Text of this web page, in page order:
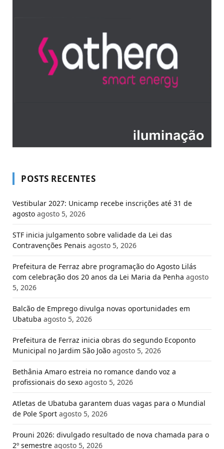
POSTS RECENTES
Vestibular 2027: Unicamp recebe inscrições até 31 de
agosto agosto 5, 2026
STF inicia julgamento sobre validade da Lei das
Contravenções Penais agosto 5, 2026
Prefeitura de Ferraz abre programação do Agosto Lilás
com celebração dos 20 anos da Lei Maria da Penha agosto
5, 2026
Balcão de Emprego divulga novas oportunidades em
Ubatuba agosto 5, 2026
Prefeitura de Ferraz inicia obras do segundo Ecoponto
Municipal no Jardim São João agosto 5, 2026
Bethânia Amaro estreia no romance dando voz a
profissionais do sexo agosto 5, 2026
Atletas de Ubatuba garantem duas vagas para o Mundial
de Pole Sport agosto 5, 2026
Prouni 2026: divulgado resultado de nova chamada para o
2º semestre agosto 5, 2026